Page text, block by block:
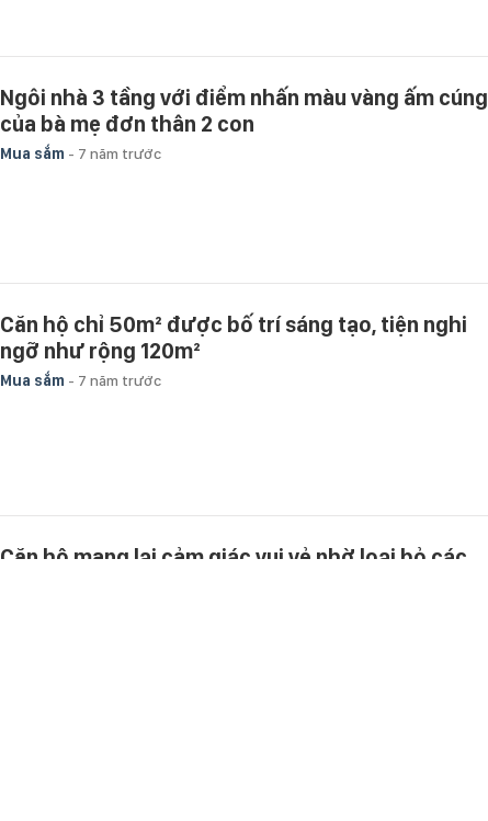
Ngôi nhà 3 tầng với điểm nhấn màu vàng ấm cúng
của bà mẹ đơn thân 2 con
Mua sắm - 7 năm trước
Căn hộ chỉ 50m² được bố trí sáng tạo, tiện nghi
ngỡ như rộng 120m²
Mua sắm - 7 năm trước
Căn hộ mang lại cảm giác vui vẻ nhờ loại bỏ các